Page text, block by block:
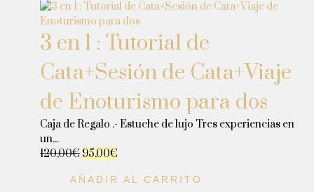
3 en 1 : Tutorial de
Cata+Sesión de Cata+Viaje
de Enoturismo para dos
Caja de Regalo .- Estuche de lujo Tres experiencias en
un...
120,00€ 95,00€
AÑADIR AL CARRITO